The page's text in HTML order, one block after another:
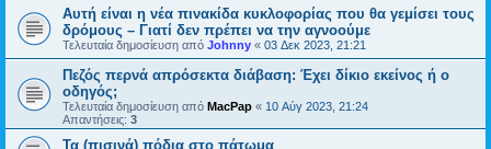
Αυτή είναι η νέα πινακίδα κυκλοφορίας που θα γεμίσει τους
δρόμους – Γιατί δεν πρέπει να την αγνοούμε
Τελευταία δημοσίευση από Johnny « 03 Δεκ 2023, 21:21
Πεζός περνά απρόσεκτα διάβαση: Έχει δίκιο εκείνος ή ο
οδηγός;
Τελευταία δημοσίευση από MacPap « 10 Αύγ 2023, 21:24
Απαντήσεις: 3
Τα (πισινά) πόδια στο πάτωμα